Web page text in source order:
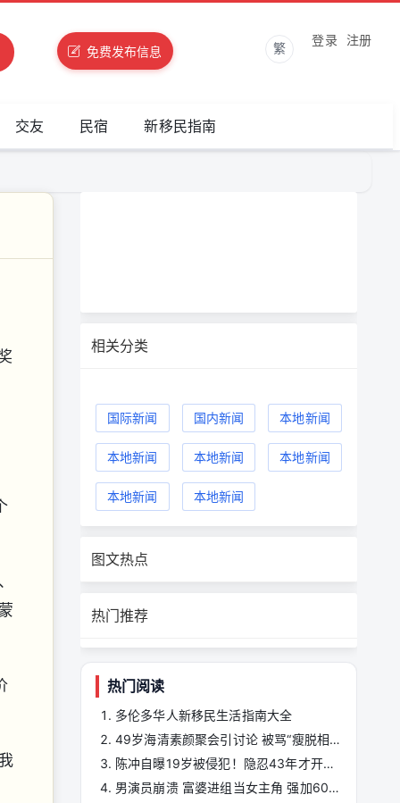
免费发布信息 繁
登录 注册
交友 民宿 新移民指南
相关分类
国际新闻 国内新闻 本地新闻
本地新闻 本地新闻 本地新闻
本地新闻 本地新闻
图文热点
热门推荐
热门阅读
多伦多华人新移民生活指南大全
49岁海清素颜聚会引讨论 被骂“瘦脱相”的旁边
陈冲自曝19岁被侵犯！隐忍43年才开口 原来...
男演员崩溃 富婆进组当女主角 强加60余场吻戏